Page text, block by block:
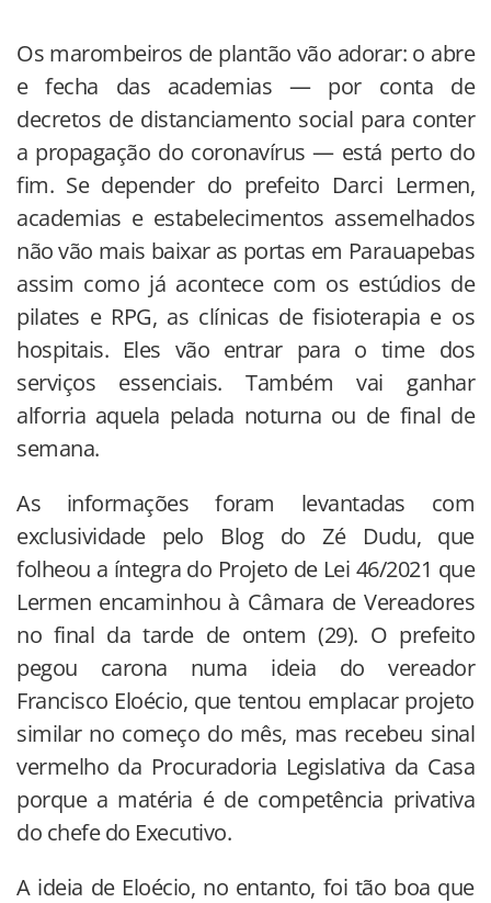
Os marombeiros de plantão vão adorar: o abre
e fecha das academias — por conta de
decretos de distanciamento social para conter
a propagação do coronavírus — está perto do
fim. Se depender do prefeito Darci Lermen,
academias e estabelecimentos assemelhados
não vão mais baixar as portas em Parauapebas
assim como já acontece com os estúdios de
pilates e RPG, as clínicas de fisioterapia e os
hospitais. Eles vão entrar para o time dos
serviços essenciais. Também vai ganhar
alforria aquela pelada noturna ou de final de
semana.
As informações foram levantadas com
exclusividade pelo Blog do Zé Dudu, que
folheou a íntegra do Projeto de Lei 46/2021 que
Lermen encaminhou à Câmara de Vereadores
no final da tarde de ontem (29). O prefeito
pegou carona numa ideia do vereador
Francisco Eloécio, que tentou emplacar projeto
similar no começo do mês, mas recebeu sinal
vermelho da Procuradoria Legislativa da Casa
porque a matéria é de competência privativa
do chefe do Executivo.
A ideia de Eloécio, no entanto, foi tão boa que